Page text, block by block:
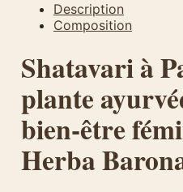
Description
Composition
Shatavari à
plante
bien-être
Herba